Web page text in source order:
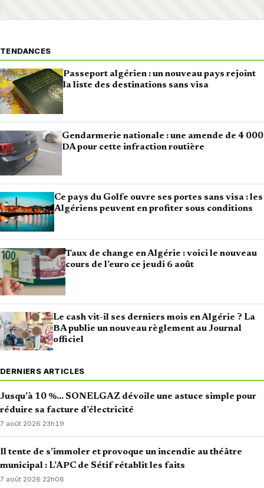
TENDANCES
Passeport algérien : un nouveau pays rejoint
la liste des destinations sans visa
Gendarmerie nationale : une amende de 4 000
DA pour cette infraction routière
Ce pays du Golfe ouvre ses portes sans visa : les
Algériens peuvent en profiter sous conditions
Taux de change en Algérie : voici le nouveau
cours de l’euro ce jeudi 6 août
Le cash vit-il ses derniers mois en Algérie ? La
BA publie un nouveau règlement au Journal
officiel
DERNIERS ARTICLES
Jusqu’à 10 %… SONELGAZ dévoile une astuce simple pour
réduire sa facture d’électricité
7 août 2026·23h19
Il tente de s’immoler et provoque un incendie au théâtre
municipal : L’APC de Sétif rétablit les faits
7 août 2026·22h06